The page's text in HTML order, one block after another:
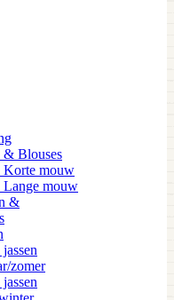
& Blouses
Korte mouw
Lange mouw
&
zomer